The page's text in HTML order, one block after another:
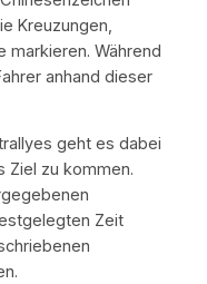
Kreuzungen,
markieren. Während
anhand dieser
geht es dabei
Ziel zu kommen.
Zeit